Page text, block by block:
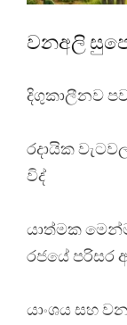
වනඅලි
දිගුකාලීනව
රදායික
විද්
යාත්මක
රජයේ පරිසර
යාංශය සහ